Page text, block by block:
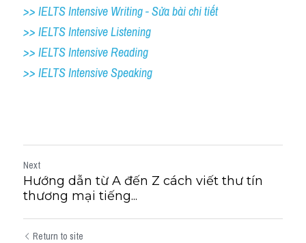
>> IELTS Intensive Writing - Sửa bài chi tiết
>> IELTS Intensive Listening
>> IELTS Intensive Reading
>> IELTS Intensive Speaking
Next
Hướng dẫn từ A đến Z cách viết thư tín
thương mại tiếng...
Return to site